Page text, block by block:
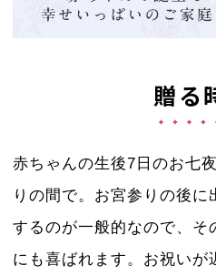
贈る
赤ちゃんの生後7日のお七
りの間で。お宮参りの後
するのが一般的なので、そ
にも喜ばれます。お祝いが